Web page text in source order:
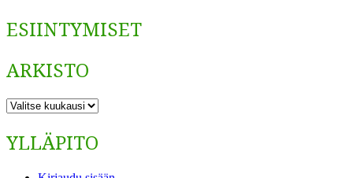
ESIINTYMISET
ARKISTO
ARKISTO
YLLÄPITO